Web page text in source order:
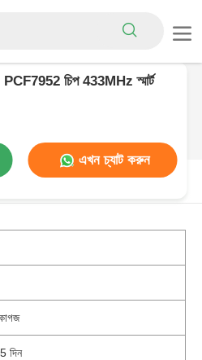
চিপ 433MHz স্মার্ট
এখন চ্যাট করুন
দিন